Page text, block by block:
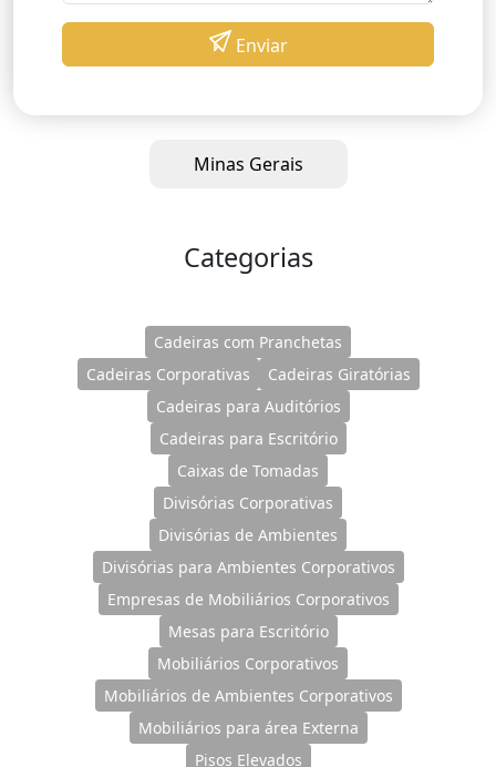
Enviar
Minas Gerais
Categorias
Cadeiras com Pranchetas
Cadeiras Corporativas
Cadeiras Giratórias
Cadeiras para Auditórios
Cadeiras para Escritório
Caixas de Tomadas
Divisórias Corporativas
Divisórias de Ambientes
Divisórias para Ambientes Corporativos
Empresas de Mobiliários Corporativos
Mesas para Escritório
Mobiliários Corporativos
Mobiliários de Ambientes Corporativos
Mobiliários para área Externa
Pisos Elevados